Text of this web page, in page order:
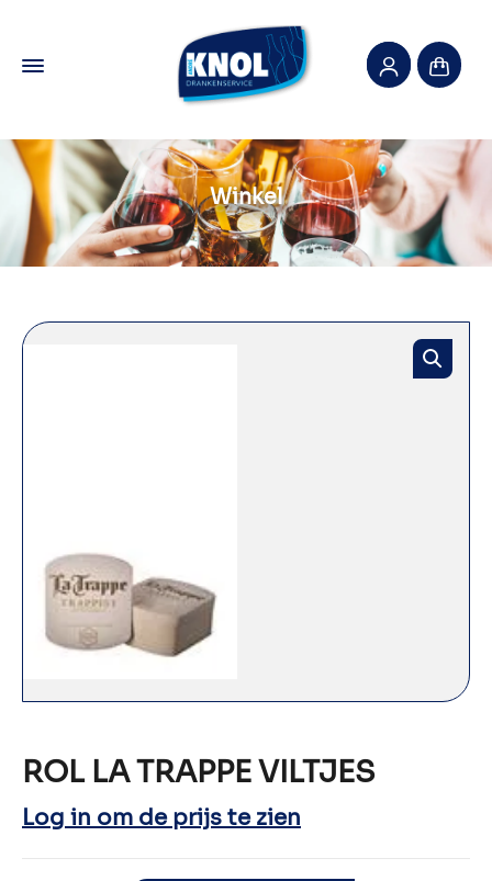
Winkel
ROL LA TRAPPE VILTJES
Log in om de prijs te zien